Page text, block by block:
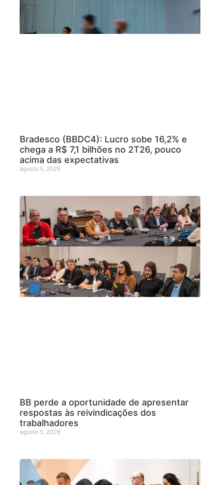
Bradesco (BBDC4): Lucro sobe 16,2% e
chega a R$ 7,1 bilhões no 2T26, pouco
acima das expectativas
agosto 5, 2026
BB perde a oportunidade de apresentar
respostas às reivindicações dos
trabalhadores
agosto 5, 2026